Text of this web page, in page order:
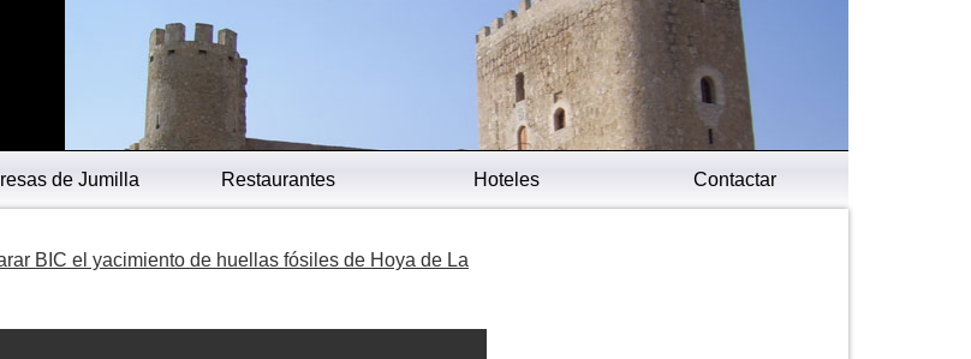
de Jumilla Restaurantes Hoteles Contactar
BIC el yacimiento de huellas fósiles de Hoya de La